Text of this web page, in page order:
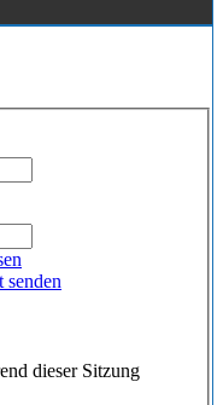
dieser Sitzung